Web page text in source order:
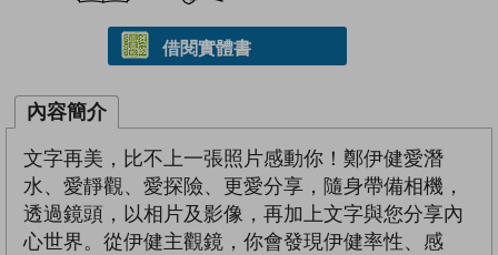
借閱實體書
內容簡介
文字再美，比不上一張照片感動你！鄭伊健愛潛
水、愛靜觀、愛探險、更愛分享，隨身帶備相機，
透過鏡頭，以相片及影像，再加上文字與您分享內
心世界。從伊健主觀鏡，你會發現伊健率性、感